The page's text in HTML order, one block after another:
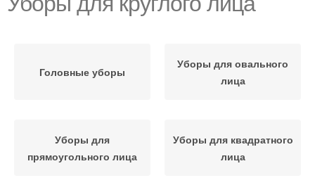
Головные уборы
Уборы для овального
лица
Уборы для
прямоугольного лица
Уборы для квадратного
лица